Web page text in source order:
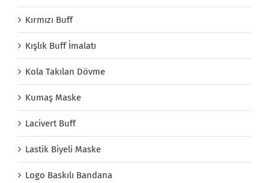
Kırmızı Buff
Kışlık Buff İmalatı
Kola Takılan Dövme
Kumaş Maske
Lacivert Buff
Lastik Biyeli Maske
Logo Baskılı Bandana